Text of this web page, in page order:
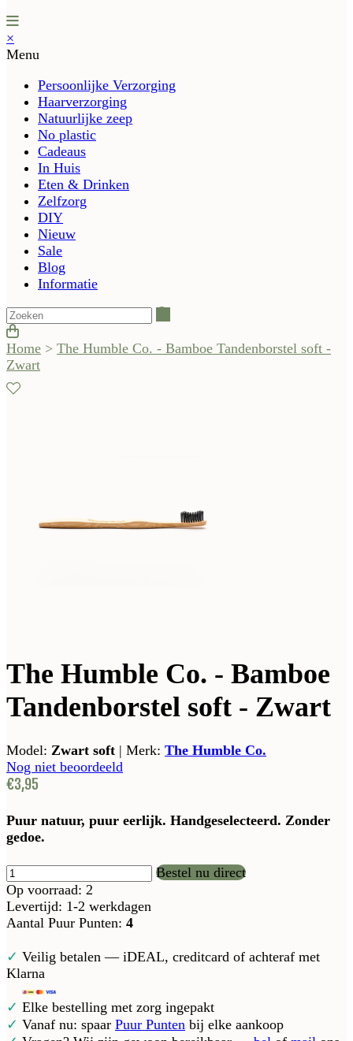
×
Menu
Persoonlijke Verzorging
Haarverzorging
Natuurlijke zeep
No plastic
Cadeaus
In Huis
Eten & Drinken
Zelfzorg
DIY
Nieuw
Sale
Blog
Informatie
Home > The Humble Co. - Bamboe Tandenborstel soft -
Zwart
The Humble Co. - Bamboe
Tandenborstel soft - Zwart
Model: Zwart soft | Merk: The Humble Co.
Nog niet beoordeeld
€3,95
Puur natuur, puur eerlijk. Handgeselecteerd. Zonder
gedoe.
Bestel nu direct
Op voorraad: 2
Levertijd: 1-2 werkdagen
Aantal Puur Punten: 4
✓ Veilig betalen — iDEAL, creditcard of achteraf met
Klarna
✓ Elke bestelling met zorg ingepakt
✓ Vanaf nu: spaar Puur Punten bij elke aankoop